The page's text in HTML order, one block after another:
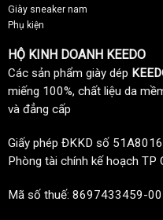
Giày sneaker nam
Phụ kiện
HỘ KINH DOANH KEEDO
Các sản phẩm giày dép
miếng 100%, chất liệu da
và đẳng cấp
Giấy phép ĐKKD số
Phòng tài chính kế hoạch TP
Mã số thuế: 8697433459-